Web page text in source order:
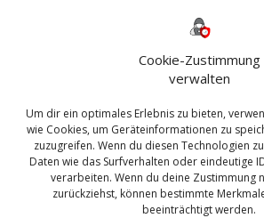
Cookie-Zustimmung
verwalten
Um dir ein optimales Erlebnis zu bieten,
wie Cookies, um Geräteinformationen zu
zuzugreifen. Wenn du diesen Technologien
Daten wie das Surfverhalten oder eindeutige
verarbeiten. Wenn du deine Zustimmung
zurückziehst, können bestimmte
beeinträchtigt werden.
Bautagebuch
Exchange firewall Fritzbox
Microsoft
Sanierung SBS Security
Sicherung SIEM Sophos
Update Upgrade UTM VCenter
VMWare VPN WAZUH
Zertifikat